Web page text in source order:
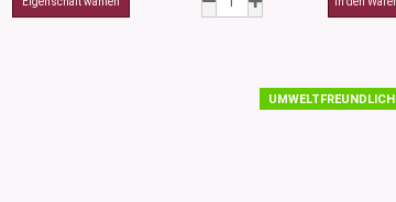
UMWELTFREUNDLICH